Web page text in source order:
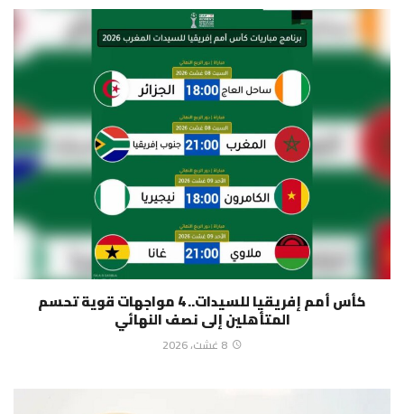
كأس أمم إفريقيا للسيدات.. 4 مواجهات قوية تحسم
المتأهلين إلى نصف النهائي
8 غشت، 2026